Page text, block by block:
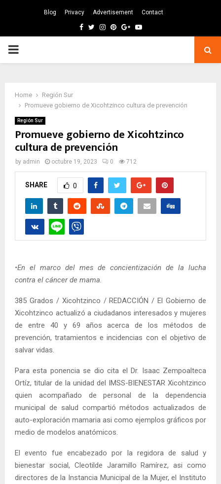
Blog Privacy Advertisement Contact
Facebook
TwitterInstagram
Pinterest
GoogleYoutube
PRIMARY
Home
Región Sur
Promueve gobierno de Xicohtzinco cultura de prevención
Región Sur
Promueve gobierno de Xicohtzinco
cultura de prevención
by admin octubre 19, 2023 0 712
SHARE 0
•En el marco del mes de concientización de la lucha
contra el cáncer de mama.
385 Grados / Xicohtzinco / REDACCIÓN / El Gobierno de
Xicohtzinco actualizó a ciudadanos interesados y mujeres
de entre 40 y 69 años acerca de los métodos de
prevención, tratamientos e incidencias con el objetivo de
salvar vidas.
Para esta ponencia se dio cita el Dr. Isaac Zempoalteca
Ortíz, titular de la unidad del IMSS-BIENESTAR Xicohtzinco
quien acompañado de personal de la dependencia
municipal de salud compartió métodos actualizados de
auto-exploración mamaria asi como ejemplos gráficos por
medio de modelos anatómicos.
El evento fue encabezado por la regidora de salud y
bienestar social, Cleotilde Jaramillo Ramírez, asi como
directores de la Instancia Municipal de la Mujer, el Instituto